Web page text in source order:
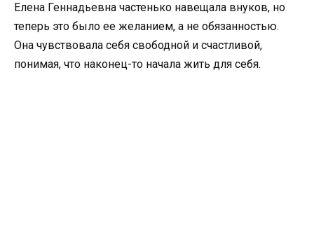
Елена Геннадьевна частенько навещала внуков, но
теперь это было ее желанием, а не обязанностью.
Она чувствовала себя свободной и счастливой,
понимая, что наконец-то начала жить для себя.